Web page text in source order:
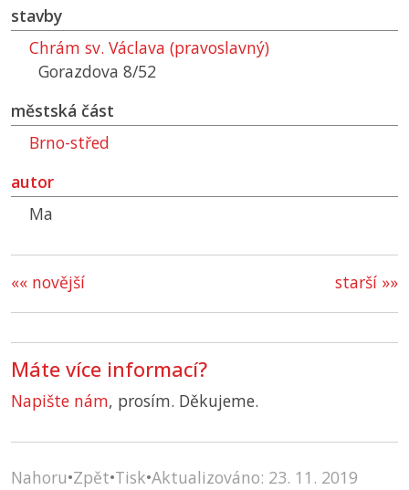
stavby
Chrám sv. Václava (pravoslavný)
Gorazdova 8/52
městská část
Brno-střed
autor
Ma
starší »»
«« novější
Máte více informací?
Napište nám, prosím. Děkujeme.
Nahoru•Zpět•Tisk•Aktualizováno: 23. 11. 2019